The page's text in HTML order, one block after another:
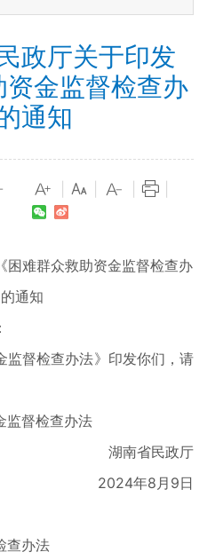
政厅关于印发
资金监督检查办
通知
《困难群众救助资金监督检查办
通知
督检查办法》印发你们，请
督检查办法
湖南省民政厅
2024年8月9日
办法